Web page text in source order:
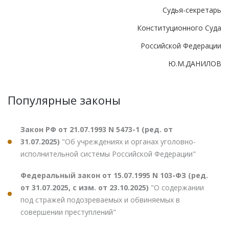
Судья-секретарь
Конституционного Суда
Российской Федерации
Ю.М.ДАНИЛОВ
Популярные законы
Закон РФ от 21.07.1993 N 5473-1 (ред. от
31.07.2025) "Об учреждениях и органах уголовно-
исполнительной системы Российской Федерации"
Федеральный закон от 15.07.1995 N 103-ФЗ (ред.
от 31.07.2025, с изм. от 23.10.2025) "О содержании
под стражей подозреваемых и обвиняемых в
совершении преступлений"